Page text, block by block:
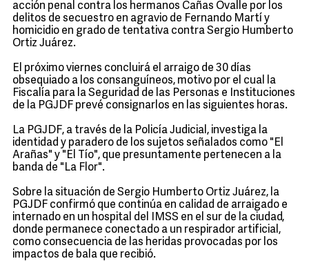
acción penal contra los hermanos Cañas Ovalle por los
delitos de secuestro en agravio de Fernando Martí y
homicidio en grado de tentativa contra Sergio Humberto
Ortiz Juárez.
El próximo viernes concluirá el arraigo de 30 días
obsequiado a los consanguíneos, motivo por el cual la
Fiscalía para la Seguridad de las Personas e Instituciones
de la PGJDF prevé consignarlos en las siguientes horas.
La PGJDF, a través de la Policía Judicial, investiga la
identidad y paradero de los sujetos señalados como "El
Arañas" y "El Tío", que presuntamente pertenecen a la
banda de "La Flor".
Sobre la situación de Sergio Humberto Ortiz Juárez, la
PGJDF confirmó que continúa en calidad de arraigado e
internado en un hospital del IMSS en el sur de la ciudad,
donde permanece conectado a un respirador artificial,
como consecuencia de las heridas provocadas por los
impactos de bala que recibió.